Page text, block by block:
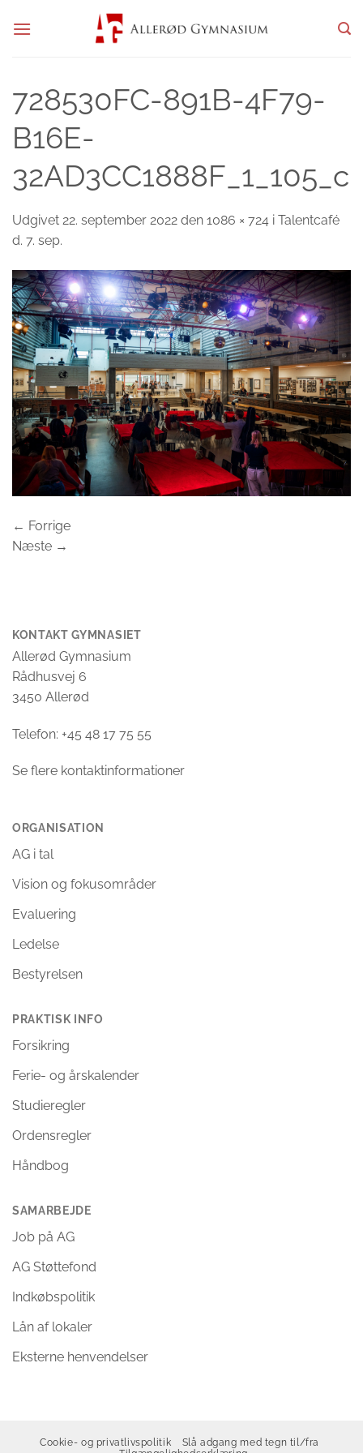
728530FC-891B-4F79-
B16E-
32AD3CC1888F_1_105_c
Udgivet 22. september 2022 den 1086 × 724 i Talentcafé
d. 7. sep.
← Forrige
Næste →
KONTAKT GYMNASIET
Allerød Gymnasium
Rådhusvej 6
3450 Allerød
Telefon: +45 48 17 75 55
Se flere kontaktinformationer
ORGANISATION
AG i tal
Vision og fokusområder
Evaluering
Ledelse
Bestyrelsen
PRAKTISK INFO
Forsikring
Ferie- og årskalender
Studieregler
Ordensregler
Håndbog
SAMARBEJDE
Job på AG
AG Støttefond
Indkøbspolitik
Lån af lokaler
Eksterne henvendelser
Cookie- og privatlivspolitik
Slå adgang med tegn til/fra